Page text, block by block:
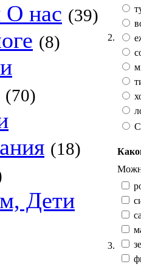
нас (39)
(8)
(70)
(18)
Дети
2.
3.